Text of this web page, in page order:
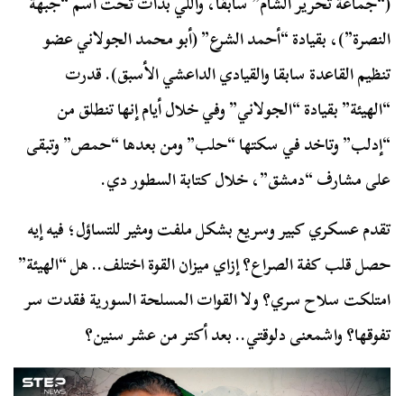
النصرة”)، بقيادة “أحمد الشرع” (أبو محمد الجولاني عضو
تنظيم القاعدة سابقا والقيادي الداعشي الأسبق). قدرت
“الهيئة” بقيادة “الجولاني” وفي خلال أيام إنها تنطلق من
“إدلب” وتاخد في سكتها “حلب” ومن بعدها “حمص” وتبقى
على مشارف “دمشق”، خلال كتابة السطور دي.
تقدم عسكري كبير وسريع بشكل ملفت ومثير للتساؤل؛ فيه إيه
حصل قلب كفة الصراع؟ إزاي ميزان القوة اختلف.. هل “الهيئة”
امتلكت سلاح سري؟ ولا القوات المسلحة السورية فقدت سر
تفوقها؟ واشمعنى دلوقتي.. بعد أكتر من عشر سنين؟